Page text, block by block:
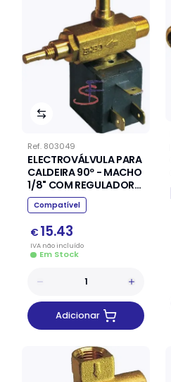
Ref. 803049
ELECTROVÁLVULA PARA
CALDEIRA 90º - MACHO
1/8" COM REGULADOR
POLTI
Compatível
€ 15.43
IVA nãoincluído
Em Stock
Adicionar